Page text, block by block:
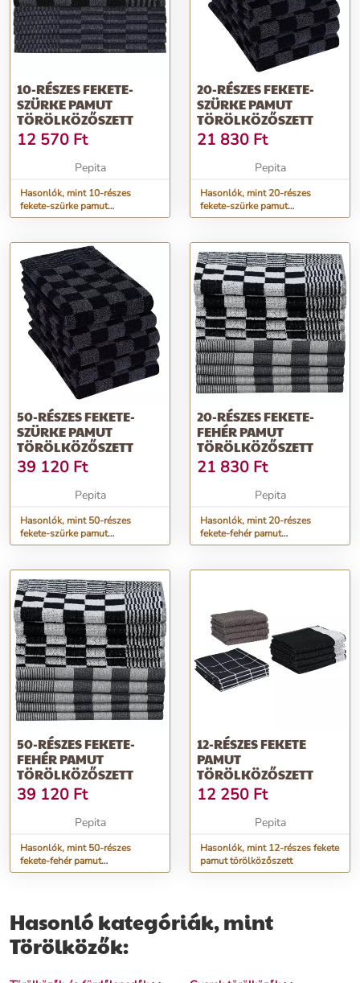
10-RÉSZES FEKETE-
SZÜRKE PAMUT
TÖRÖLKÖZŐSZETT
12 570 Ft
Pepita
Hasonlók, mint 10-részes
fekete-szürke pamut
törölközőszett
20-RÉSZES FEKETE-
SZÜRKE PAMUT
TÖRÖLKÖZŐSZETT
21 830 Ft
Pepita
Hasonlók, mint 20-részes
fekete-szürke pamut
törölközőszett
50-RÉSZES FEKETE-
SZÜRKE PAMUT
TÖRÖLKÖZŐSZETT
39 120 Ft
Pepita
Hasonlók, mint 50-részes
fekete-szürke pamut
törölközőszett
20-RÉSZES FEKETE-
FEHÉR PAMUT
TÖRÖLKÖZŐSZETT
21 830 Ft
Pepita
Hasonlók, mint 20-részes
fekete-fehér pamut
törölközőszett
50-RÉSZES FEKETE-
FEHÉR PAMUT
TÖRÖLKÖZŐSZETT
39 120 Ft
Pepita
Hasonlók, mint 50-részes
fekete-fehér pamut
törölközőszett
12-RÉSZES FEKETE
PAMUT
TÖRÖLKÖZŐSZETT
12 250 Ft
Pepita
Hasonlók, mint 12-részes fekete
pamut törölközőszett
Hasonló kategóriák, mint
Törölközők: